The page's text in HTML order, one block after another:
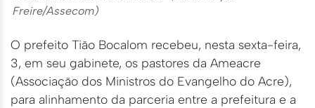
Freire/Assecom)
O prefeito Tião Bocalom recebeu, nesta sexta-feira,
3, em seu gabinete, os pastores da Ameacre
(Associação dos Ministros do Evangelho do Acre),
para alinhamento da parceria entre a prefeitura e a